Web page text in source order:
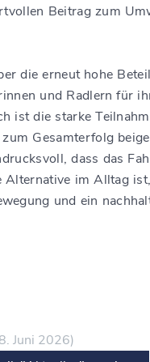
Beitrag zum
die erneut hohe
und Radlern für
ist die starke
Gesamterfolg
dass das
Alternative im Alltag
und ein
Juni 2026)